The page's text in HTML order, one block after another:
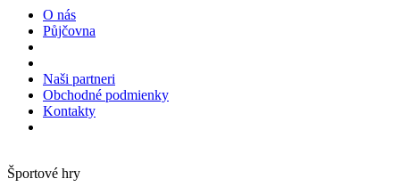
O nás
Půjčovna
Naši partneri
Obchodné podmienky
Kontakty
Športové hry